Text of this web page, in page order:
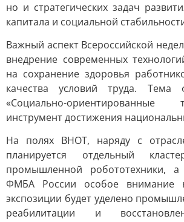
но и стратегических задач
капитала и социальной
Важный аспект Всероссийской
внедрение современных
на сохранение здоровья
качества условий труда.
«Социально-
инструмент достижения
На полях ВНОТ, наряду с
планируется отдельный
промышленной робототехники,
ФМБА России особое внимание
экспозиции будет уделено
реабилитации и